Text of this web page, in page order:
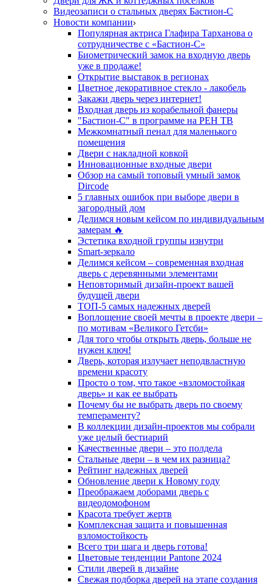
Видеозаписи о стальных дверях Бастион-С
Новости компании
Популярная актриса Глафира Тарханова о
сотрудничестве с «Бастион-С»
Биометрический замок на входную дверь
уже в продаже!
Открытие выставок в регионах
Цветное декоративное стекло - лакобель
Закажи дверь через интернет!
Входная дверь из корабельной фанеры
"Бастион-С" в программе на РЕН ТВ
Межкомнатный пенал для маленького
помещения
Двери с накладной ковкой
Инновационные входные двери
Обзор на самый топовый умный замок
Dircode
5 главных ошибок при выборе двери в
загородный дом
Делимся новым кейсом по индивидуальным
замерам 🔥
Эстетика входной группы изнутри
Smart-зеркало
Делимся кейсом – современная входная
дверь с деревянными элементами
Неповторимый дизайн-проект вашей
будущей двери
ТОП-5 самых надежных дверей
Воплощение своей мечты в проекте двери –
по мотивам «Великого Гетсби»
Для того чтобы открыть дверь, больше не
нужен ключ!
Дверь, которая излучает неподвластную
времени красоту
Просто о том, что такое «взломостойкая
дверь» и как ее выбрать
Почему бы не выбрать дверь по своему
темпераменту?
В коллекции дизайн-проектов мы собрали
уже целый бестиарий
Качественные двери – это полдела
Стальные двери – в чем их разница?
Рейтинг надежных дверей
Обновление двери к Новому году
Преображаем доборами дверь с
видеодомофоном
Красота требует жертв
Комплексная защита и повышенная
взломостойкость
Всего три шага и дверь готова!
Цветовые тенденции Pantone 2024
Стили дверей в дизайне
Свежая подборка дверей на этапе создания